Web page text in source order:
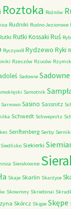
Roztoka Rożnów
Rudniki Rudno Jeziorowe
Rutki Kossaki Ruś
Ryczywół Rydzewo Ryki
Rzeszów Rzuców
Sadowie
Samotnik
Sarnowo Sasino Sassnitz
Schwedt Schwepnitz
Senftenberg Serby Serniki
Siedlisko Siekierki
Sierakowice
Skaje Skarlin Skarżyce
Skowrony Skriebinai
Skórcz Skąpe Skępe